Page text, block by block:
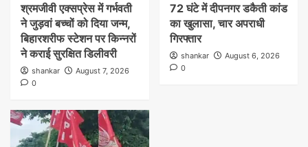
श्रमजीवी एक्सप्रेस में गर्भवती
ने जुड़वां बच्चों को दिया जन्म,
बिहारशरीफ स्टेशन पर किन्नरों
ने कराई सुरक्षित डिलीवरी
shankar
August 7, 2026
0
72 घंटे में दीपनगर डकैती कांड
का खुलासा, चार अपराधी
गिरफ्तार
shankar
August 6, 2026
0